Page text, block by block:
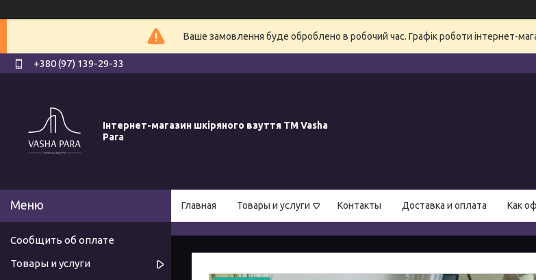
Ваше замовлення буде оброблено в робочий час. Графік роботи інтернет-
+380 (97) 139-29-33
Інтернет-магазин шкіряного взуття ТМ Vasha
Para
Главная Товары и услуги Контакты Доставка и оплата Как
Сообщить об оплате
Товары и услуги